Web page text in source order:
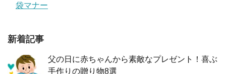
袋マナー
新着記事
父の日に赤ちゃんから素敵なプレゼント！喜ぶ
手作りの贈り物8選